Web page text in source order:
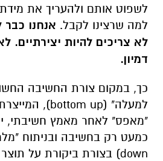
לשפוט אותם ולהעריך את
למה שרצינו לקבל. אנחנו
לא צריכים להיות יצירתיים.
דמיון.
כך, במקום צורת החשיבה
למעלה" (bottom up
),
"מאפס" לאחר מאמץ חשיבתי,
כמעט רק בחשיבה ובניתוח
down) בצורת ביקורת על תוצר